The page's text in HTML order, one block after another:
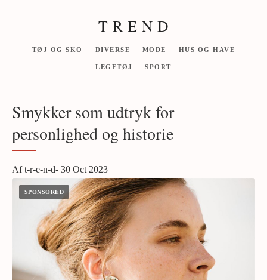
T R E N D
TØJ OG SKO DIVERSE MODE HUS OG HAVE
LEGETØJ SPORT
Smykker som udtryk for
personlighed og historie
Af t-r-e-n-d- 30 Oct 2023